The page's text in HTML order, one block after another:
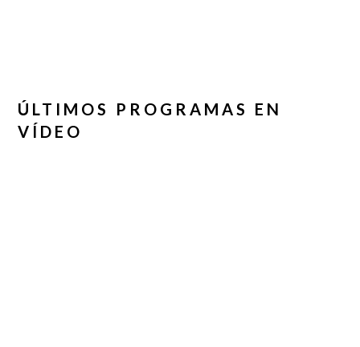
ÚLTIMOS PROGRAMAS EN
VÍDEO